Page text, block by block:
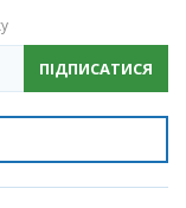
ПІДПИСАТИСЯ